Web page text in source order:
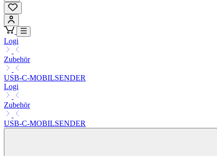
Logi
Zubehör
USB-C-MOBILSENDER
Logi
Zubehör
USB-C-MOBILSENDER